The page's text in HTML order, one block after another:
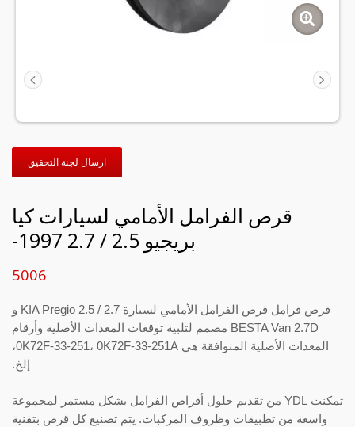
ارسال لجنة التحقيق
قرص الفرامل الأمامي لسيارات كيا
بريجيو 2.5 / 2.7 1997-
5006
قرص فرامل قرص الفرامل الأمامي لسيارة KIA Pregio 2.5 / 2.7 و
BESTA Van 2.7D مصمم لتلبية توقعات المعدات الأصلية وأرقام
المعدات الأصلية المتوافقة هي 0K72F-33-251، 0K72F-33-251A،
إلخ.
تمكنت YDL من تقديم حلول أقراص الفرامل بشكل مستمر لمجموعة
واسعة من تطبيقات وظروف المركبات. يتم تصنيع كل قرص بتقنية